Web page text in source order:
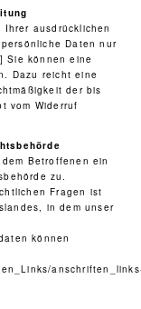
ausdrücklichen
Daten nur
Sie können eine
Dazu reicht eine
der bis
vom Widerruf
Betroffenen ein
zu.
Fragen ist
in dem unser
können